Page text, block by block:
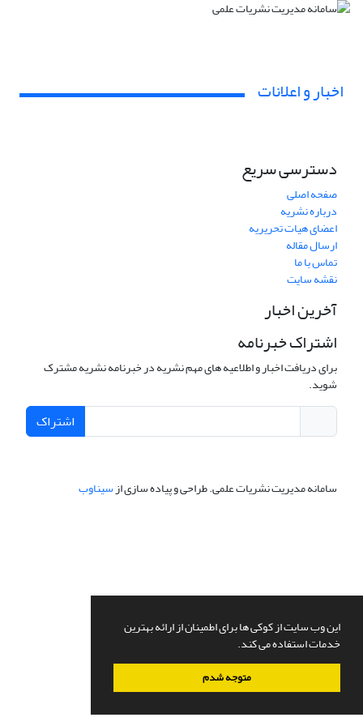
این وب سایت از کوکی ها برای اطمینان از ارائه بهترین
خدمات استفاده می کند.
متوجه شدم
اخبار و اعلانات
دسترسی سریع
صفحه اصلی
درباره نشریه
اعضای هیات تحریریه
ارسال مقاله
تماس با ما
نقشه سایت
آخرین اخبار
اشتراک خبرنامه
برای دریافت اخبار و اطلاعیه های مهم نشریه در خبرنامه نشریه مشترک
شوید.
اشتراک
سامانه مدیریت نشریات علمی.طراحی و پیاده سازی ازسیناوب